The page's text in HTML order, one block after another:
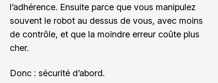
l’adhérence. Ensuite parce que vous manipulez
souvent le robot au dessus de vous, avec moins
de contrôle, et que la moindre erreur coûte plus
cher.
Donc : sécurité d’abord.